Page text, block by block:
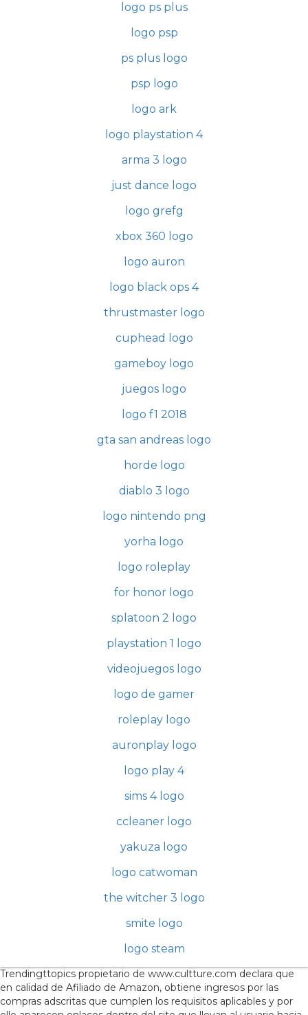
logo ps plus
logo psp
ps plus logo
psp logo
logo ark
logo playstation 4
arma 3 logo
just dance logo
logo grefg
xbox 360 logo
logo auron
logo black ops 4
thrustmaster logo
cuphead logo
gameboy logo
juegos logo
logo f1 2018
gta san andreas logo
horde logo
diablo 3 logo
logo nintendo png
yorha logo
logo roleplay
for honor logo
splatoon 2 logo
playstation 1 logo
videojuegos logo
logo de gamer
roleplay logo
auronplay logo
logo play 4
sims 4 logo
ccleaner logo
yakuza logo
logo catwoman
the witcher 3 logo
smite logo
logo steam
Trendingttopics propietario de www.cultture.com declara que
en calidad de Afiliado de Amazon, obtiene ingresos por las
compras adscritas que cumplen los requisitos aplicables y por